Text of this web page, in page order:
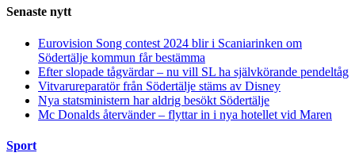
Senaste nytt
Eurovision Song contest 2024 blir i Scaniarinken om
Södertälje kommun får bestämma
Efter slopade tågvärdar – nu vill SL ha självkörande pendeltåg
Vitvarureparatör från Södertälje stäms av Disney
Nya statsministern har aldrig besökt Södertälje
Mc Donalds återvänder – flyttar in i nya hotellet vid Maren
Sport